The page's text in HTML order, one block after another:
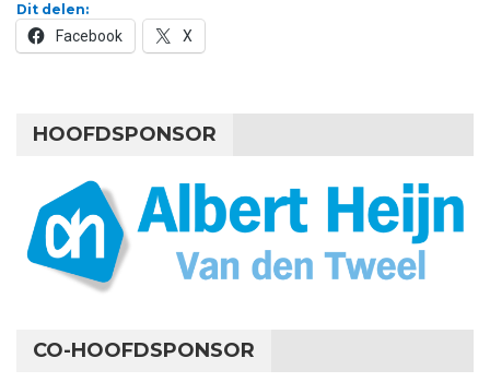
Dit delen:
Facebook X
HOOFDSPONSOR
CO-HOOFDSPONSOR